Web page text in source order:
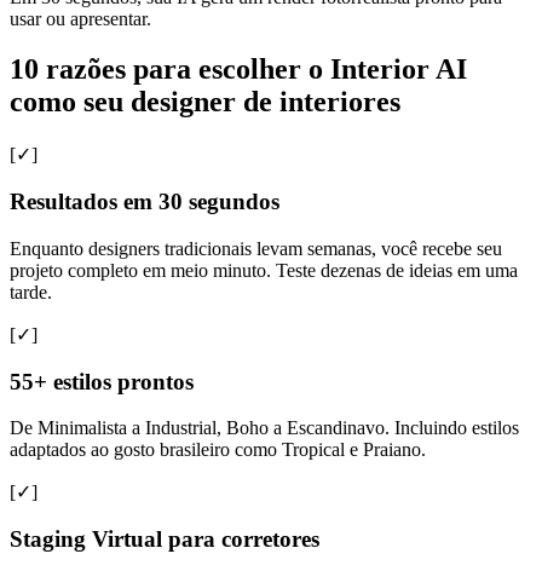
usar ou apresentar.
10 razões para escolher o Interior AI
como seu designer de interiores
[✓]
Resultados em 30 segundos
Enquanto designers tradicionais levam semanas, você recebe seu
projeto completo em meio minuto. Teste dezenas de ideias em uma
tarde.
[✓]
55+ estilos prontos
De Minimalista a Industrial, Boho a Escandinavo. Incluindo estilos
adaptados ao gosto brasileiro como Tropical e Praiano.
[✓]
Staging Virtual para corretores